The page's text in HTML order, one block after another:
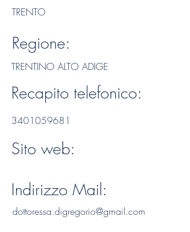
TRENTO
Regione:
TRENTINO ALTO ADIGE
Recapito telefonico:
3401059681
Sito web:
Indirizzo Mail:
dottoressa.digregorio@gmail.com